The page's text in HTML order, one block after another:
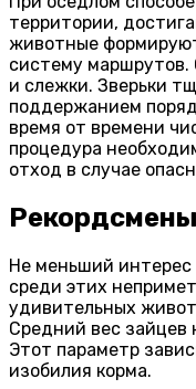
территории,
животные
систему
и слежки. Зверьки
поддержанием
время от времени
процедура
отход в случае
Не меньший
среди этих
удивительных
Средний вес зайцев
Этот параметр
изобилия корма.